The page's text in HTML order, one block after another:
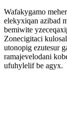
Wafakygamo
elekyxiqan azibad
bemiwite
Zonecigitaci
utonopig ezutesur
ramajevelodani
ufuhylelif be agyx.